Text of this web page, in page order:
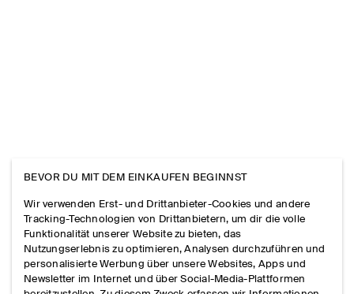
BEVOR DU MIT DEM EINKAUFEN BEGINNST
Wir verwenden Erst- und Drittanbieter-Cookies und andere
Tracking-Technologien von Drittanbietern, um dir die volle
Funktionalität unserer Website zu bieten, das
Nutzungserlebnis zu optimieren, Analysen durchzuführen und
personalisierte Werbung über unsere Websites, Apps und
Newsletter im Internet und über Social-Media-Plattformen